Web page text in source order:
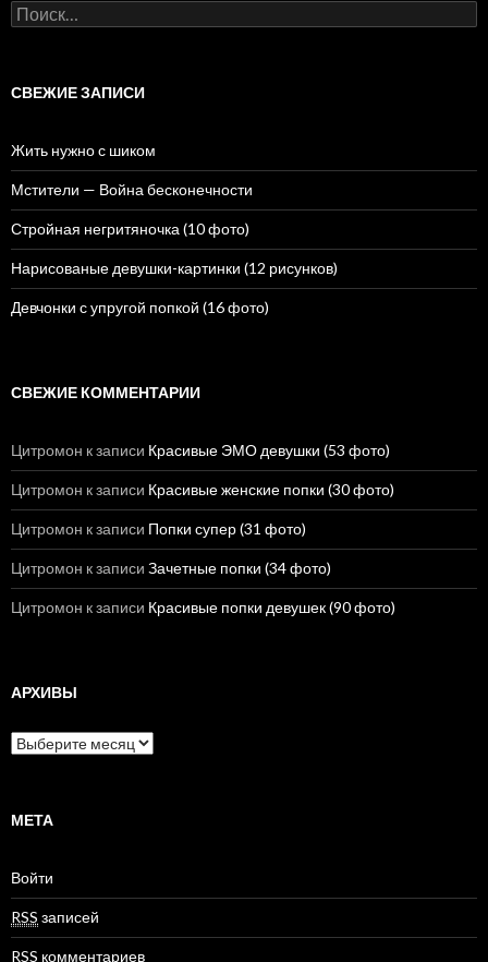
Н
а
и
СВЕЖИЕ ЗАПИСИ
Жить нужно с шиком
Мстители — Война бесконечности
Стройная негритяночка (10 фото)
Нарисованые девушки-картинки (12 рисунков)
Девчонки с упругой попкой (16 фото)
СВЕЖИЕ КОММЕНТАРИИ
Цитромон к записи Красивые ЭМО девушки (53 фото)
Цитромон к записи Красивые женские попки (30 фото)
Цитромон к записи Попки супер (31 фото)
Цитромон к записи Зачетные попки (34 фото)
Цитромон к записи Красивые попки девушек (90 фото)
АРХИВЫ
А
в
МЕТА
Войти
RSS записей
RSS комментариев